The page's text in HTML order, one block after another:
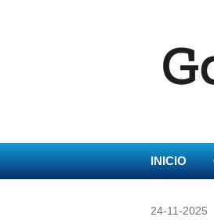
INICIO
24-11-2025